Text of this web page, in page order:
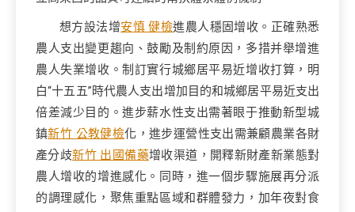
想方設法增安慎 健檢進農人穩固增收。正確熟悉
農人支出變更趨向、鼓勵及制約原因，多措并舉增進
農人失業增收。制訂實行城鄉居平易近增收打算，明
白“十五五”時代農人支出增加目的和城鄉居平易近支出
倍差減少目的。進步薪水性支出需著眼于推動新型城
鎮新竹 公教健檢化，進步運營性支出需兼顧農業各財
產分歧新竹 出國備藥增收渠道，開釋新財產新業態對
農人增收的增進感化。同時，進一個步驟施展再分派
的調理感化，聚焦重點區域和群體發力，加年夜對食